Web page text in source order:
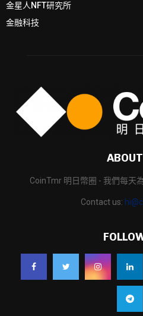
金星人NFT研究所
金融科技
CoinTmr 明日幣圈 - 我們每天
Contact us: